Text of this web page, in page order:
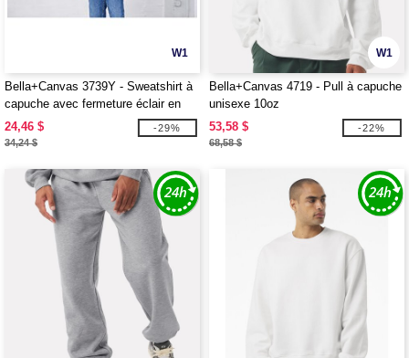
W1
Bella+Canvas 3739Y - Sweatshirt à
capuche avec fermeture éclair en
polaire éponge pour les jeunes
24,46 $
34,24 $
-29%
W1
Bella+Canvas 4719 - Pull à capuche
unisexe 10oz
53,58 $
68,58 $
-22%